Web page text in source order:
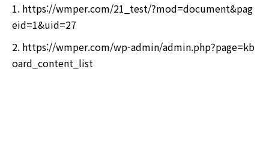
1. https://wmper.com/21_test/?mod=document&pag
eid=1&uid=27
2. https://wmper.com/wp-admin/admin.php?page=kb
oard_content_list